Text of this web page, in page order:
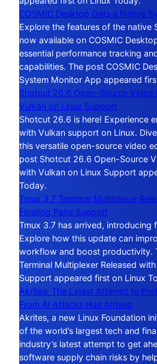
COSMIC Desktop Gets a Native
Explore the features of the native
now available on COSMIC
essential performance tracking
capabilities. The post COSMIC
System Monitor App appeared
Shotcut 26.6 Open-Source Video
Vulkan on Linux Support
Shotcut 26.6 is here! Experience
with Vulkan support on Linux.
this versatile open-source video
post Shotcut 26.6 Open-Source
with Vulkan on Linux Support
Today.
Tmux 3.7 Terminal Multiplexer
Floating Pane Support
Tmux 3.7 has arrived, introducing
Explore how this update can
workflow and boost productivity.
Terminal Multiplexer Released
Support appeared first on Linux
Akrites: The Latest Attempt to
From AI Attacks Has Arrived
Akrites, a new Linux Foundation
of the world’s largest tech and
industry’s latest attempt to get
software supply chain risks by